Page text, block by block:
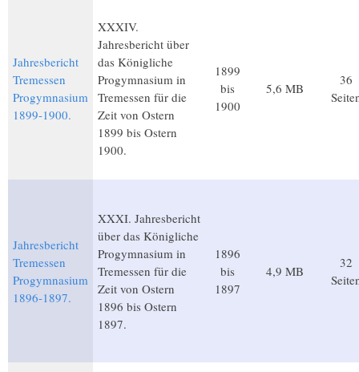
Jahresbericht
Tremessen
Progymnasium
1899-1900.
XXXIV.
Jahresbericht über
das Königliche
Progymnasium in
Tremessen für die
Zeit von Ostern
1899 bis Ostern
1900.
1899
bis
1900
5,6 MB
36
Jahresbericht
Tremessen
Progymnasium
1896-1897.
XXXI. Jahresbericht
über das Königliche
Progymnasium in
Tremessen für die
Zeit von Ostern
1896 bis Ostern
1897.
1896
bis
1897
4,9 MB
32